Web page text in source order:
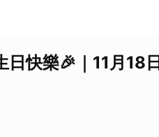
快樂🎉｜11月18日